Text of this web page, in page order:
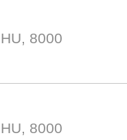
8000
8000